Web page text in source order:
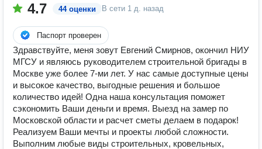
4.7 44 оценки В сети 1 д. назад
Паспорт проверен
Здравствуйте, меня зовут Евгений Смирнов, окончил НИУ
МГСУ и являюсь руководителем строительной бригады в
Москве уже более 7-ми лет. У нас самые доступные цены
и высокое качество, выгодные решения и большое
количество идей! Одна наша консультация поможет
сэкономить Ваши деньги и время. Выезд на замер по
Московской области и расчет сметы делаем в подарок!
Реализуем Ваши мечты и проекты любой сложности.
Выполним любые виды строительных, кровельных,